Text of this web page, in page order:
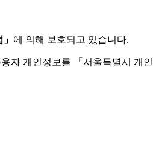
에 의해 보호되고 있습니다.
자 개인정보를 「서울특별시 개